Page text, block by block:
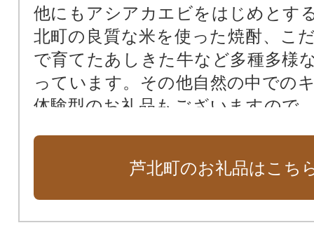
他にもアシアカエビをはじめとす
北町の良質な米を使った焼酎、こ
で育てたあしきた牛など多種多様
っています。その他自然の中での
体験型のお礼品もございますので
芦北町のお礼品はこち